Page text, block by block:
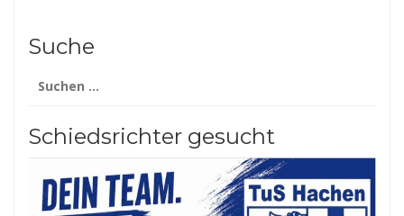
Suche
nach:
Schiedsrichter gesucht